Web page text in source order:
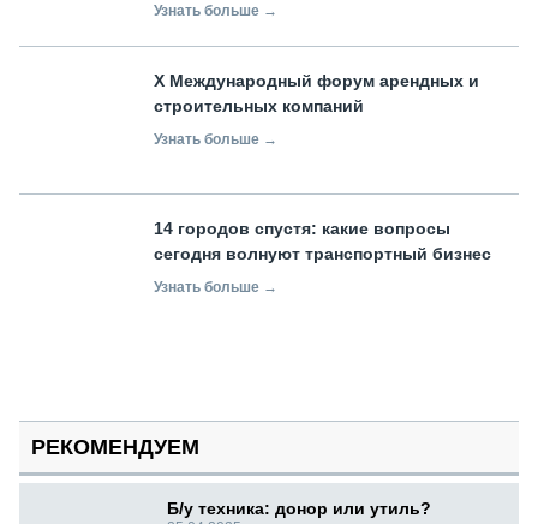
Узнать больше →
X Международный форум арендных и
строительных компаний
Узнать больше →
14 городов спустя: какие вопросы
сегодня волнуют транспортный бизнес
Узнать больше →
РЕКОМЕНДУЕМ
Б/у техника: донор или утиль?